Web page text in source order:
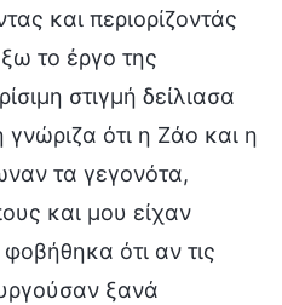
και περιορίζοντάς
το έργο της
στιγμή δείλιασα
ότι η Ζάο και η
τα γεγονότα,
και μου είχαν
ότι αν τις
ξανά